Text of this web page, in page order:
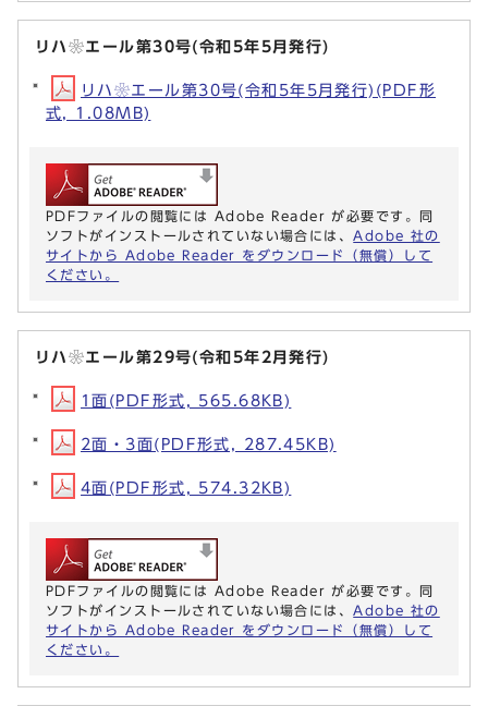
リハ❀エール第30号(令和5年5月発行)
リハ❀エール第30号(令和5年5月発行)(PDF形
式, 1.08MB)
PDFファイルの閲覧には Adobe Reader が必要です。同
ソフトがインストールされていない場合には、 Adobe 社の
サイトから Adobe Reader をダウンロード（無償）して
ください。
リハ❀エール第29号(令和5年2月発行)
1面(PDF形式, 565.68KB)
2面・3面(PDF形式, 287.45KB)
4面(PDF形式, 574.32KB)
PDFファイルの閲覧には Adobe Reader が必要です。同
ソフトがインストールされていない場合には、 Adobe 社の
サイトから Adobe Reader をダウンロード（無償）して
ください。